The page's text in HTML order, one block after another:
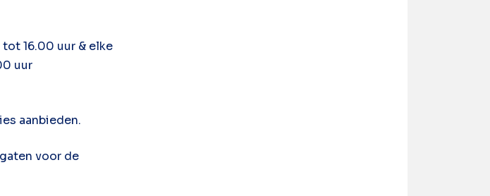
16.00 uur & elke
uur
aanbieden.
voor de